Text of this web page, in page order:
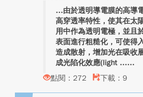
由於透明導電膜的高導
高穿透率特性，使其在太
用中作為透明電極，並且
表面進行粗糙化，可使得
造成散射，增加光在吸收
成光陷化效應(light ...
點閱：272
下載：9